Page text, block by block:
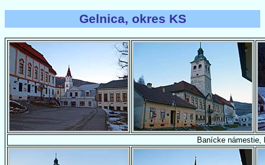
Gelnica, okres KS
Banícke námestie,